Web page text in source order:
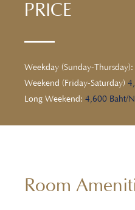
PRICE
Weekday (Sunday-Thursday):
Weekend (Friday-Saturday)
Long Weekend: 4,600 Baht/
Room